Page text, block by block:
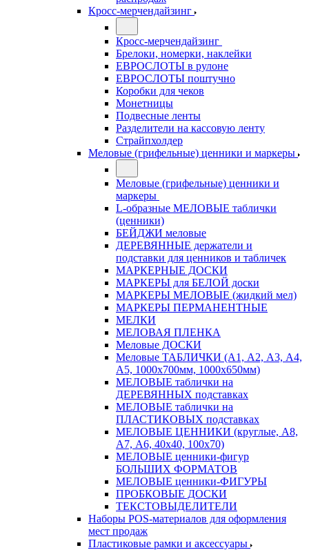
Кросс-мерчендайзинг
Кросс-мерчендайзинг
Брелоки, номерки, наклейки
ЕВРОСЛОТЫ в рулоне
ЕВРОСЛОТЫ поштучно
Коробки для чеков
Монетницы
Подвесные ленты
Разделители на кассовую ленту
Страйпхолдер
Меловые (грифельные) ценники и маркеры
Меловые (грифельные) ценники и
маркеры
L-образные МЕЛОВЫЕ таблички
(ценники)
БЕЙДЖИ меловые
ДЕРЕВЯННЫЕ держатели и
подставки для ценников и табличек
МАРКЕРНЫЕ ДОСКИ
МАРКЕРЫ для БЕЛОЙ доски
МАРКЕРЫ МЕЛОВЫЕ (жидкий мел)
МАРКЕРЫ ПЕРМАНЕНТНЫЕ
МЕЛКИ
МЕЛОВАЯ ПЛЕНКА
Меловые ДОСКИ
Меловые ТАБЛИЧКИ (А1, А2, А3, А4,
А5, 1000х700мм, 1000х650мм)
МЕЛОВЫЕ таблички на
ДЕРЕВЯННЫХ подставках
МЕЛОВЫЕ таблички на
ПЛАСТИКОВЫХ подставках
МЕЛОВЫЕ ЦЕННИКИ (круглые, А8,
А7, А6, 40х40, 100х70)
МЕЛОВЫЕ ценники-фигур
БОЛЬШИХ ФОРМАТОВ
МЕЛОВЫЕ ценники-ФИГУРЫ
ПРОБКОВЫЕ ДОСКИ
ТЕКСТОВЫДЕЛИТЕЛИ
Наборы POS-материалов для оформления
мест продаж
Пластиковые рамки и аксессуары